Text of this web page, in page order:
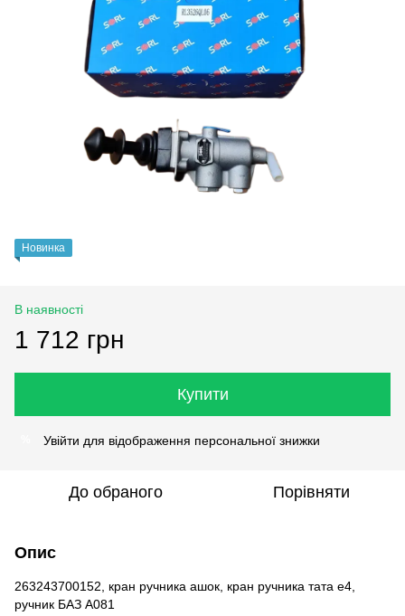
Новинка
В наявності
1 712 грн
Купити
Увійти для відображення персональної знижки
До обраного Порівняти
Опис
263243700152, кран ручника ашок, кран ручника тата е4,
ручник БАЗ А081